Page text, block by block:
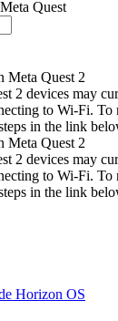
Quest
Meta Quest 2
2 devices may
to Wi-Fi. To
in the link
Meta Quest 2
2 devices may
to Wi-Fi. To
in the link
Horizon OS